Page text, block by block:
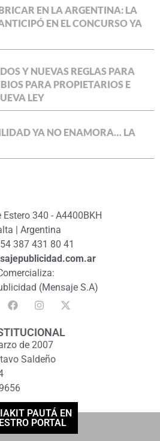
EN LA ARGENTINA: LA
EN EL CONCURSO YA
Y NUEVAS REGLAS PARA
PARA PROPIETARIOS E
LEY
YA NO ENAMORA… LA
340 - A4400BKH
| Argentina
387 431 80 41
(Mensaje S.A)
de 2007
Saldeño
PAUTÁ EN
PORTAL